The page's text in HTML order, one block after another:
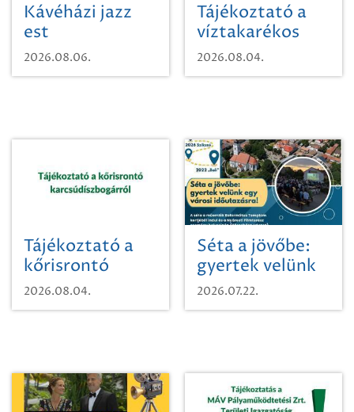
Kávéházi jazz
est
2026.08.06.
Tájékoztató a
víztakarékos
vízhasználatról
2026.08.04.
Tájékoztató a
kőrisrontó
karcsúdíszbogárról
2026.08.04.
Séta a jövőbe:
gyertek velünk
egy városi
időutazásra!
2026.07.22.